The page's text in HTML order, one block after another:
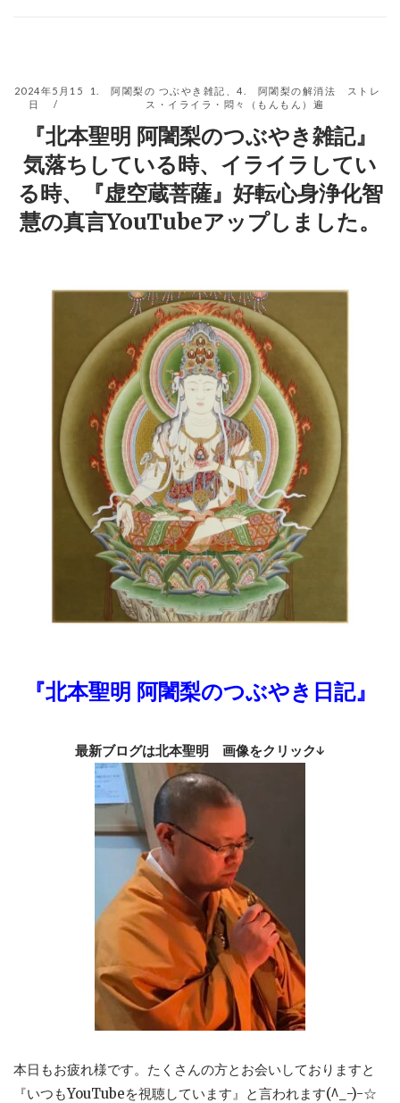
2024年5月15
日
1. 阿闍梨の つぶやき雑記 、4. 阿闍梨の解消法 ストレ
ス・イライラ・悶々（もんもん）遍
『北本聖明 阿闍梨のつぶやき雑記』
気落ちしている時、イライラしてい
る時、『虚空蔵菩薩』好転心身浄化智
慧の真言YouTubeアップしました。
『北本聖明 阿闍梨のつぶやき日記』
最新ブログは北本聖明 画像をクリック↓
本日もお疲れ様です。たくさんの方とお会いしておりますと
『いつもYouTubeを視聴しています』と言われます(^_-)-☆